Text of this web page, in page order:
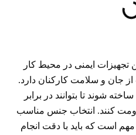
تجهیزات ایمنی در محیط کار
جان و سلامت کارکنان دارد.
شوند تا بتوانند در برابر
کنند. انتخاب جنس مناسب
است که باید با دقت انجام